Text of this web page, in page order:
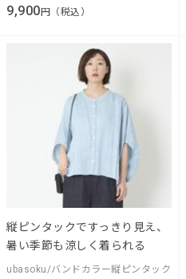
9,900円（税込）
縦ピンタックですっきり見え、
暑い季節も涼しく着られる
ubasoku/バンドカラー縦ピンタック